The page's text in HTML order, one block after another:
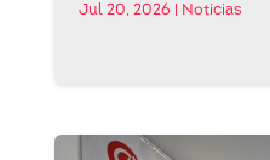
Jul 20, 2026 Noticias